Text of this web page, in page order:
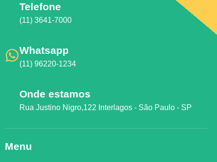
Telefone
(11) 3641-7000
Whatsapp
(11) 96220-1234
Onde estamos
Rua Justino Nigro,122 Interlagos - São Paulo - SP
Menu